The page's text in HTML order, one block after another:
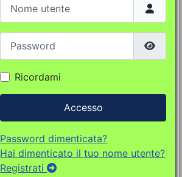
Ricordami
Accesso
Password dimenticata?
Hai dimenticato il tuo nome utente?
Registrati